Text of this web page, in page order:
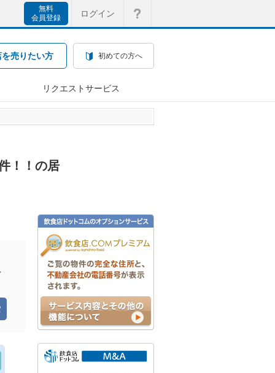
無料
会員登録
ログイン
を売りたい方 初めての方へ
リクエストサービス
！！の居